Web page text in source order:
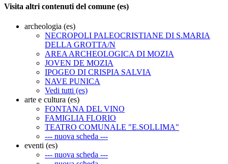
Visita altri contenuti del comune (es)
archeologia (es)
NECROPOLI PALEOCRISTIANE DI S.MARIA
DELLA GROTTA/N
AREA ARCHEOLOGICA DI MOZIA
JOVEN DE MOZIA
IPOGEO DI CRISPIA SALVIA
NAVE PUNICA
Vedi tutti (es)
arte e cultura (es)
FONTANA DEL VINO
FAMIGLIA FLORIO
TEATRO COMUNALE "E.SOLLIMA"
--- nuova scheda ---
eventi (es)
--- nuova scheda ---